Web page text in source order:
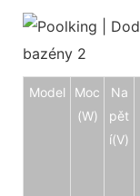
Model
Moc
(W)
Na
pět
í(V)